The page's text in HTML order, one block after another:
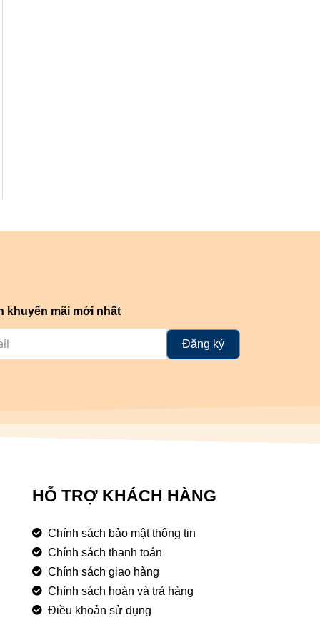
khuyến mãi mới nhất
Đăng ký
HỖ TRỢ KHÁCH HÀNG
Chính sách bảo mật thông tin
Chính sách thanh toán
Chính sách giao hàng
Chính sách hoàn và trả hàng
Điều khoản sử dụng